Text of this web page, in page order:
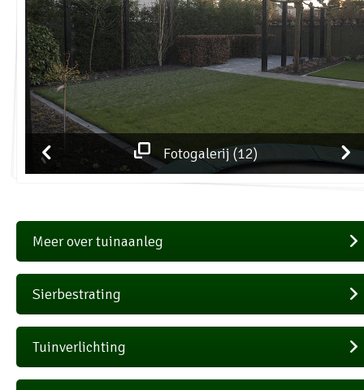
Fotogalerij (12)
Meer over tuinaanleg
Sierbestrating
Tuinverlichting